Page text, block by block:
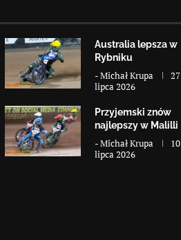
Australia lepsza w
Rybniku
-Michał Krupa
27
lipca 2026
Przyjemski znów
najlepszy w Malilli
-Michał Krupa
10
lipca 2026